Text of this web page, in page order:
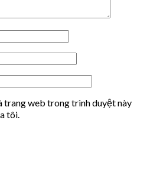
trang web trong trình duyệt này
tôi.